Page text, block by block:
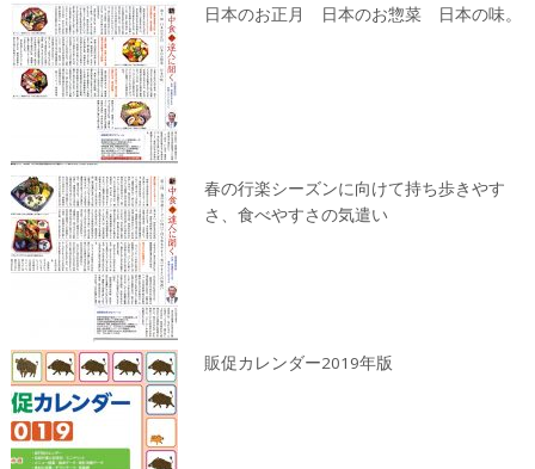
日本のお正月 日本のお惣菜 日本の味。
春の行楽シーズンに向けて持ち歩きやす
さ、食べやすさの気遣い
販促カレンダー2019年版